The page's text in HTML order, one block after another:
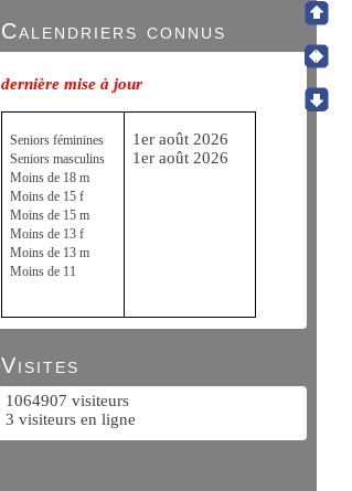
Calendriers connus
dernière mise à jour
Seniors féminines
Seniors masculins
Moins de 18 m
Moins de 15 f
Moins de 15 m
Moins de 13 f
Moins de 13 m
Moins de 11
1er août 2026
1er août 2026
Visites
1064907 visiteurs
3 visiteurs en ligne